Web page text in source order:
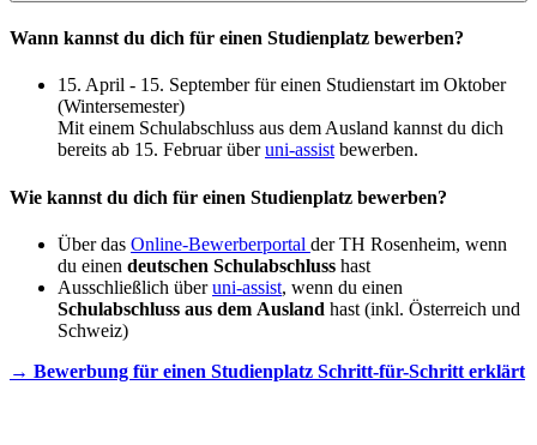
Wann kannst du dich für einen Studienplatz bewerben?
15. April - 15. September für einen Studienstart im Oktober
(Wintersemester)
Mit einem Schulabschluss aus dem Ausland kannst du dich
bereits ab 15. Februar überuni-assist bewerben.
Wie kannst du dich für einen Studienplatz bewerben?
Über das Online-Bewerberportal der TH Rosenheim, wenn
du einen deutschen Schulabschluss hast
Ausschließlich überuni-assist, wenn du einen
Schulabschluss aus dem Ausland hast (inkl. Österreich und
Schweiz)
→ Bewerbung für einen Studienplatz Schritt-für-Schritt erklärt